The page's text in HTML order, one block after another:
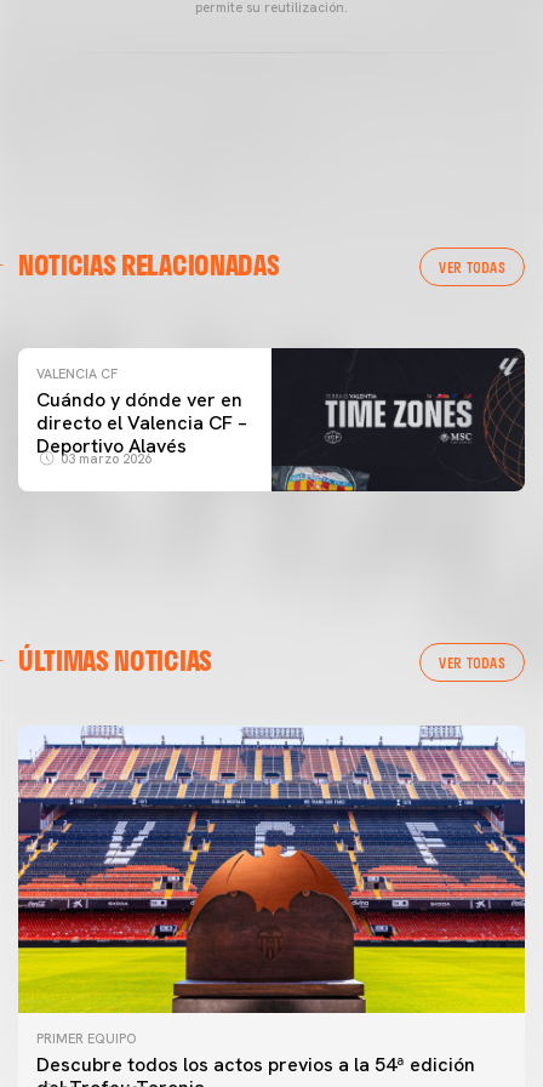
permite su reutilización.
NOTICIAS RELACIONADAS VER TODAS
ENTRENAMIENTO DEL VALENCIA CF 04/03/26
VALENCIA CF
Cuándo y dónde ver en
directo el Valencia CF –
Deportivo Alavés
03 marzo 2026
ÚLTIMAS NOTICIAS VER TODAS
PRIMER EQUIPO
Descubre todos los actos previos a la 54ª edición